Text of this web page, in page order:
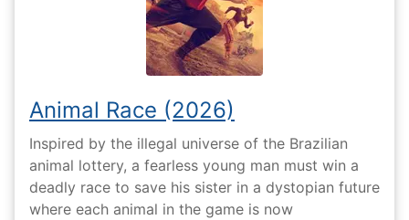
Animal Race (2026)
Inspired by the illegal universe of the Brazilian
animal lottery, a fearless young man must win a
deadly race to save his sister in a dystopian future
where each animal in the game is now